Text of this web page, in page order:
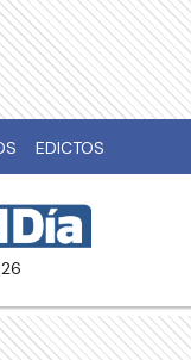
EDICTOS